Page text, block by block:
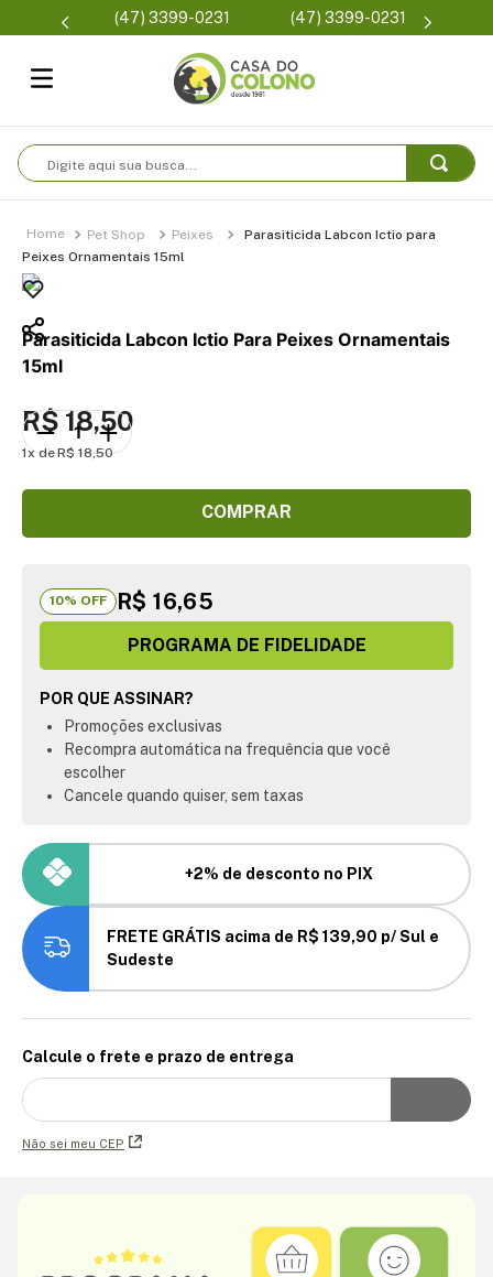
(47) 3399-0231 (47) 3399-0231
Digite aqui sua busca...
Pet Shop Peixes
Parasiticida Labcon Ictio para
Peixes Ornamentais 15ml
Parasiticida Labcon Ictio Para Peixes Ornamentais
15ml
R$18,50
1 R$ 18,50
COMPRAR
10% OFF R$ 16,65
PROGRAMA DE FIDELIDADE
POR QUE ASSINAR?
Promoções exclusivas
Recompra automática na frequência que você
escolher
Cancele quando quiser, sem taxas
+2% de desconto no PIX
FRETE GRÁTIS acima de R$ 139,90 p/ Sul e
Sudeste
Calcule o frete e prazo de entrega
Não sei meu CEP